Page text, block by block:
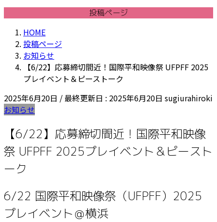
投稿ページ
HOME
投稿ページ
お知らせ
【6/22】応募締切間近！国際平和映像祭 UFPFF 2025
プレイベント＆ピーストーク
2025年6月20日 / 最終更新日 : 2025年6月20日 sugiurahiroki
お知らせ
【6/22】応募締切間近！国際平和映像
祭 UFPFF 2025プレイベント＆ピースト
ーク
6/22 国際平和映像祭（UFPFF）2025
プレイベント＠横浜